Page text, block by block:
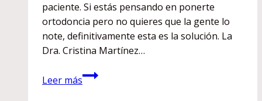
paciente. Si estás pensando en ponerte
ortodoncia pero no quieres que la gente lo
note, definitivamente esta es la solución. La
Dra. Cristina Martínez…
Leer más¿Qué
es